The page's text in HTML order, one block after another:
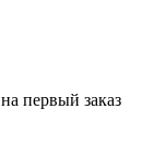
на первый заказ